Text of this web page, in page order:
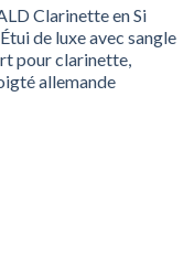
Clarinette en Si
de luxe avec sangle
pour clarinette,
allemande